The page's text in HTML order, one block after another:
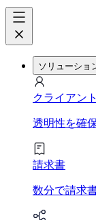
ソリューショ
クライアン
透明性を確
請求書
数分で請求